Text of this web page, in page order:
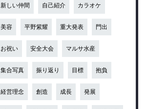
新しい仲間 自己紹介 カラオケ
美容 平野紫耀 重大発表 門出
お祝い 安全大会 マルサ水産
集合写真 振り返り 目標 抱負
経営理念 創造 成長 発展